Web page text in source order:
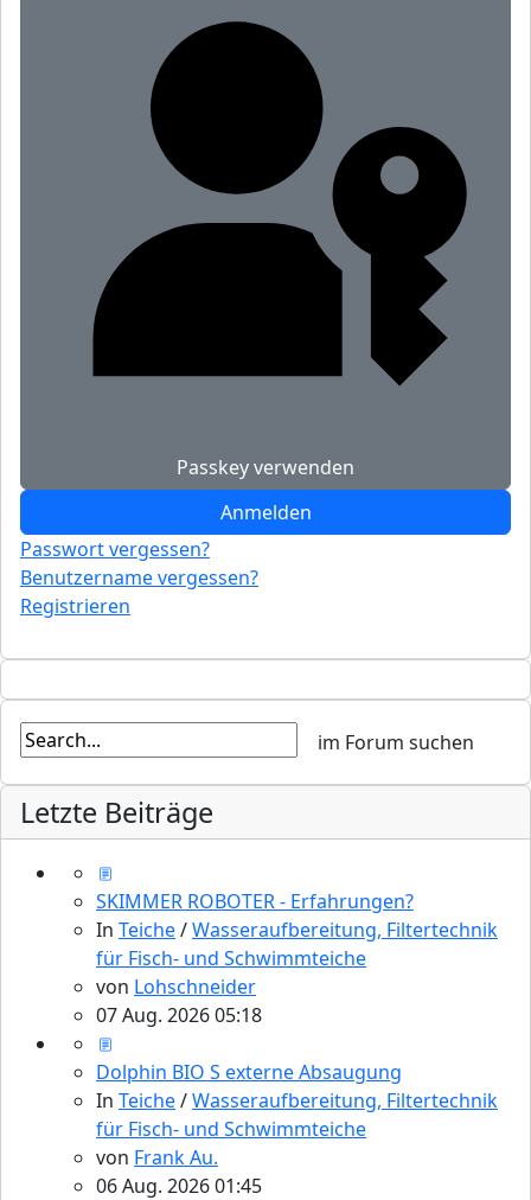
Passkey verwenden
Anmelden
Passwort vergessen?
Benutzername vergessen?
Registrieren
Letzte Beiträge
SKIMMER ROBOTER - Erfahrungen?
In Teiche/Wasseraufbereitung, Filtertechnik
für Fisch- und Schwimmteiche
von Lohschneider
07 Aug. 2026 05:18
Dolphin BIO S externe Absaugung
In Teiche/Wasseraufbereitung, Filtertechnik
für Fisch- und Schwimmteiche
von Frank Au.
06 Aug. 2026 01:45